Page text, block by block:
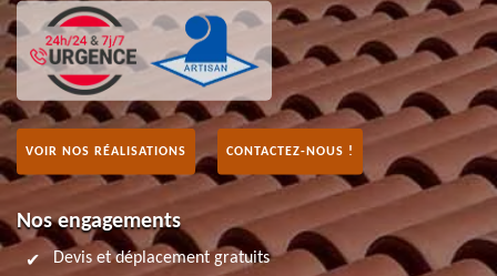
VOIR NOS RÉALISATIONS CONTACTEZ-NOUS !
Nos engagements
Devis et déplacement gratuits